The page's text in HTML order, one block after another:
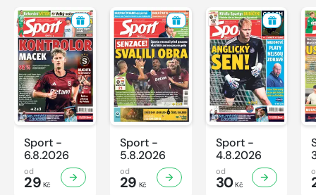
Sport -
6.8.2026
od
29 Kč
Sport -
5.8.2026
od
29 Kč
Sport -
4.8.2026
od
30Kč